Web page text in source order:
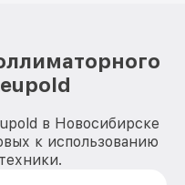
в Новосибирске
к использованию